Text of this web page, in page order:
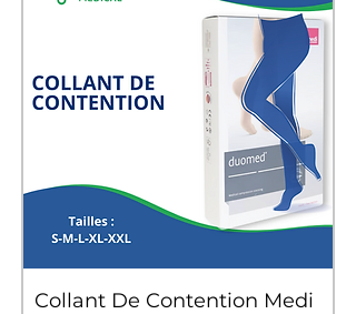
Collant De Contention Medi